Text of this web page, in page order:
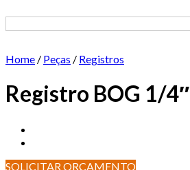
Home / Peças / Registros
Registro BOG 1/4″
SOLICITAR ORÇAMENTO